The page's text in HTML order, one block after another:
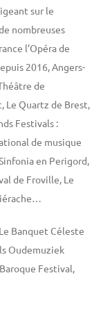
sur le
nombreuses
l’Opéra de
2016, Angers-
de
Le Quartz de Brest,
Festivals :
de musique
en Perigord,
de Froville, Le
Banquet Céleste
Oudemuziek
Festival,